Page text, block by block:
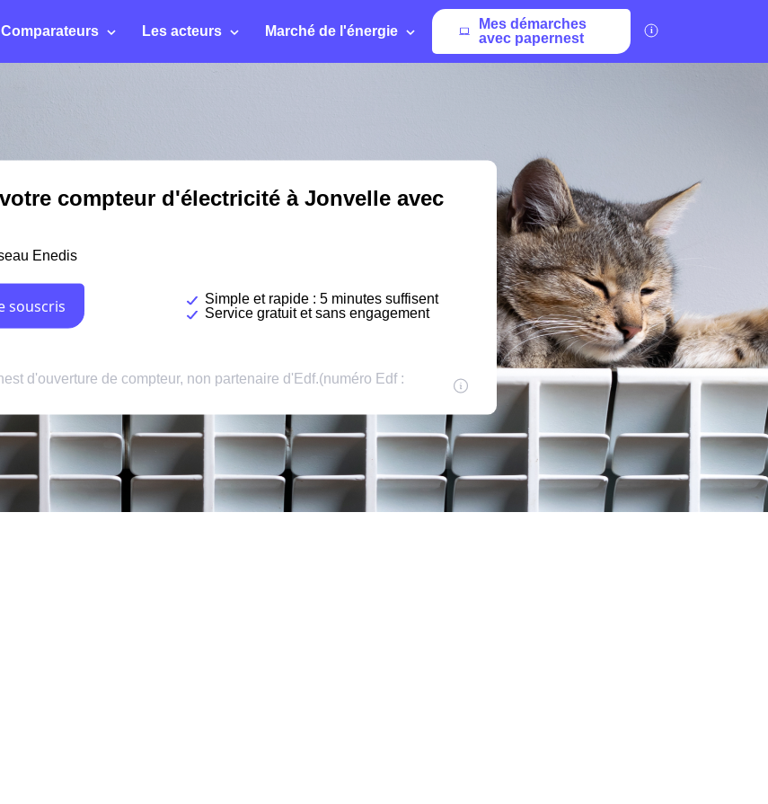
Comparateurs Les acteurs Marché de l'énergie
Mes démarches
avec papernest